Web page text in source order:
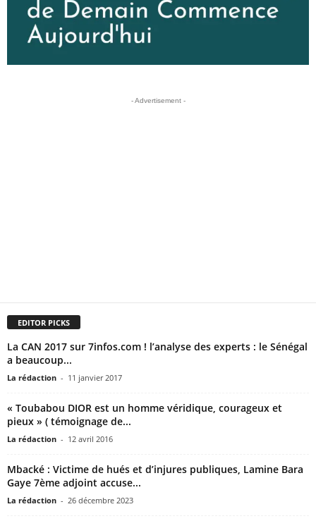
- Advertisement -
EDITOR PICKS
La CAN 2017 sur 7infos.com ! l’analyse des experts : le Sénégal
a beaucoup...
La rédaction - 11 janvier 2017
« Toubabou DIOR est un homme véridique, courageux et
pieux » ( témoignage de...
La rédaction - 12 avril 2016
Mbacké : Victime de hués et d’injures publiques, Lamine Bara
Gaye 7ème adjoint accuse...
La rédaction - 26 décembre 2023